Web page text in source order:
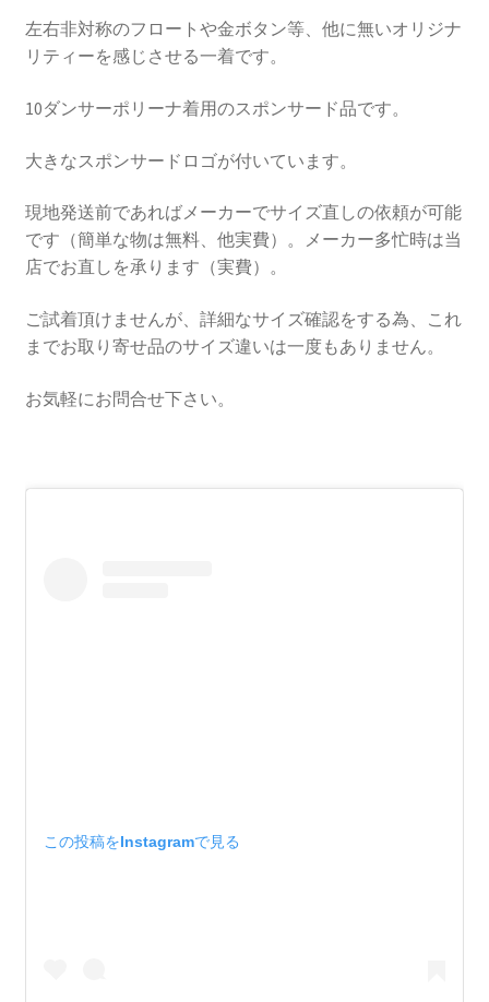
左右非対称のフロートや金ボタン等、他に無いオリジナ
リティーを感じさせる一着です。
10ダンサーポリーナ着用のスポンサード品です。
大きなスポンサードロゴが付いています。
現地発送前であればメーカーでサイズ直しの依頼が可能
です（簡単な物は無料、他実費）。メーカー多忙時は当
店でお直しを承ります（実費）。
ご試着頂けませんが、詳細なサイズ確認をする為、これ
までお取り寄せ品のサイズ違いは一度もありません。
お気軽にお問合せ下さい。
この投稿をInstagramで見る